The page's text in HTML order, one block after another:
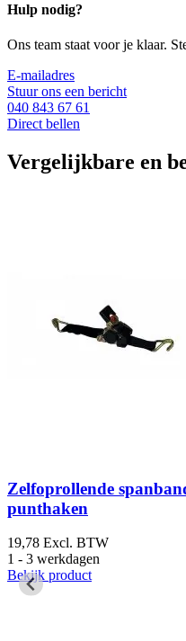
Hulp nodig?
Ons team staat voor je klaar.
E-mailadres
Stuur ons een bericht
040 843 67 61
Direct bellen
Vergelijkbare en
Zelfoprollende
punthaken
19,78 Excl. BTW
1 - 3 werkdagen
Bekijk product